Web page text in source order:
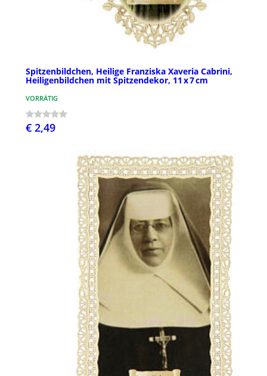
Spitzenbildchen, Heilige Franziska Xaveria Cabrini,
Heiligenbildchen mit Spitzendekor, 11 x 7 cm
VORRÄTIG
€ 2,49